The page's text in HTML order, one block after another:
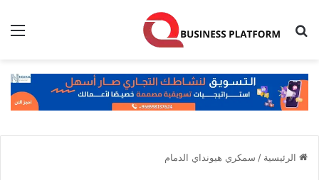
بحث عن
الرئيسية / سمكري هيونداي الدمام